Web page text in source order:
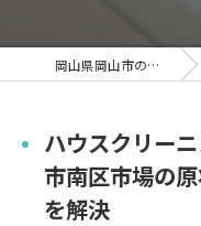
岡山県岡山市のハウスクリーニングならクレール
ハウスクリー
市南区市場の
を解決